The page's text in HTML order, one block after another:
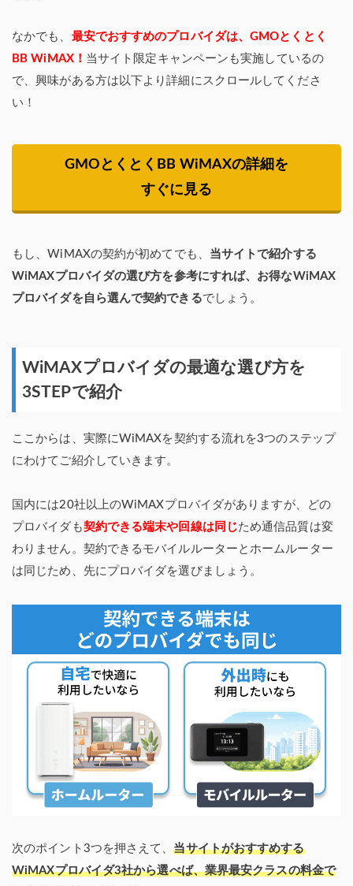
なかでも、 最安でおすすめのプロバイダは、GMOとくとく
BB WiMAX！ 当サイト限定キャンペーンも実施しているの
で、興味がある方は以下より詳細にスクロールしてくださ
い！
GMOとくとくBB WiMAXの詳細を
すぐに見る
もし、WiMAXの契約が初めてでも、 当サイトで紹介する
WiMAXプロバイダの選び方を参考にすれば、お得なWiMAX
プロバイダを自ら選んで契約できるでしょう。
WiMAXプロバイダの最適な選び方を
3STEPで紹介
ここからは、実際にWiMAXを契約する流れを3つのステップ
にわけてご紹介していきます。
国内には20社以上のWiMAXプロバイダがありますが、どの
プロバイダも契約できる端末や回線は同じため通信品質は変
わりません。契約できるモバイルルーターとホームルーター
は同じため、先にプロバイダを選びましょう。
次のポイント3つを押さえて、当サイトがおすすめする
WiMAXプロバイダ3社から選べば、業界最安クラスの料金で